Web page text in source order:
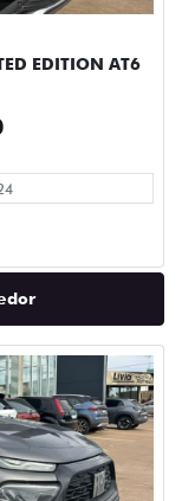
EDITION AT6